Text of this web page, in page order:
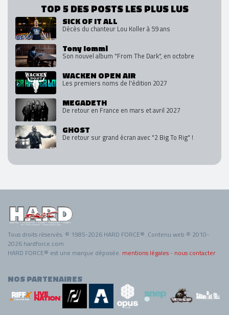
TOP 5 DES POSTS LES PLUS LUS
SICK OF IT ALL
Décès du chanteur Lou Koller à 59 ans
Tony Iommi
Son nouvel album "From The Dark", en octobre
WACKEN OPEN AIR
Les premiers noms de l'édition 2027
MEGADETH
De retour en France en mars et avril 2027
GHOST
De retour sur grand écran avec "2 Big To Rig" !
Tous droits réservés. © 1985-2026 HARD FORCE®. Contenu web © 2010-
2026 hardforce.com
HARD FORCE® est une marque déposée. mentions légales - nous contacter
NOS PARTENAIRES